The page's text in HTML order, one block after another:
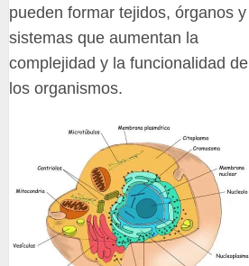
pueden formar tejidos, órganos y
sistemas que aumentan la
complejidad y la funcionalidad de
los organismos.